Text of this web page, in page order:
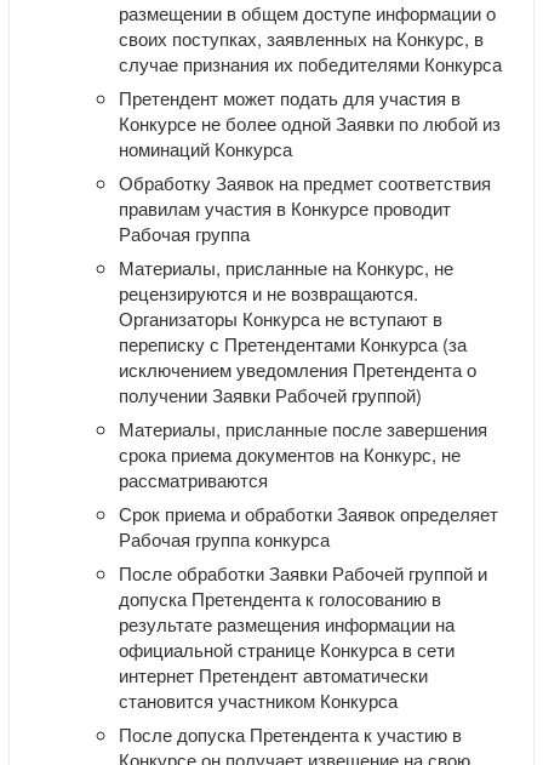
размещении в общем доступе информации о
своих поступках, заявленных на Конкурс, в
случае признания их победителями Конкурса
Претендент может подать для участия в
Конкурсе не более одной Заявки по любой из
номинаций Конкурса
Обработку Заявок на предмет соответствия
правилам участия в Конкурсе проводит
Рабочая группа
Материалы, присланные на Конкурс, не
рецензируются и не возвращаются.
Организаторы Конкурса не вступают в
переписку с Претендентами Конкурса (за
исключением уведомления Претендента о
получении Заявки Рабочей группой)
Материалы, присланные после завершения
срока приема документов на Конкурс, не
рассматриваются
Срок приема и обработки Заявок определяет
Рабочая группа конкурса
После обработки Заявки Рабочей группой и
допуска Претендента к голосованию в
результате размещения информации на
официальной странице Конкурса в сети
интернет Претендент автоматически
становится участником Конкурса
После допуска Претендента к участию в
Конкурсе он получает извещение на свою